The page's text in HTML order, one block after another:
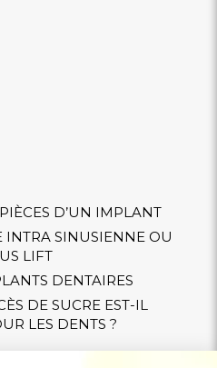
D’UN IMPLANT
INTRA SINUSIENNE OU
LIFT
DENTAIRES
DE SUCRE EST-IL
LES DENTS ?